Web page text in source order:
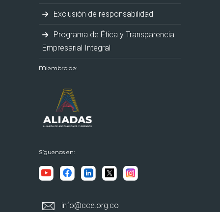
Exclusión de responsabilidad
Programa de Ética y Transparencia
Empresarial Integral
Miembro de:
Síguenos en:
info@cce.org.co